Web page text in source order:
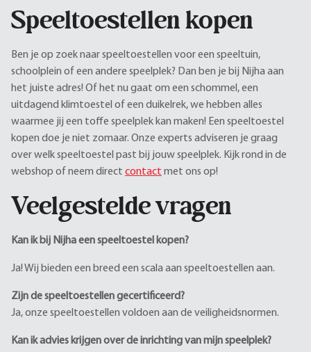
Speeltoestellen kopen
Ben je op zoek naar speeltoestellen voor een speeltuin,
schoolplein of een andere speelplek? Dan ben je bij Nijha aan
het juiste adres! Of het nu gaat om een schommel, een
uitdagend klimtoestel of een duikelrek, we hebben alles
waarmee jij een toffe speelplek kan maken! Een speeltoestel
kopen doe je niet zomaar. Onze experts adviseren je graag
over welk speeltoestel past bij jouw speelplek. Kijk rond in de
webshop of neem direct contact met ons op!
Veelgestelde vragen
Kan ik bij Nijha een speeltoestel kopen?
Ja! Wij bieden een breed een scala aan speeltoestellen aan.
Zijn de speeltoestellen gecertificeerd?
Ja, onze speeltoestellen voldoen aan de veiligheidsnormen.
Kan ik advies krijgen over de inrichting van mijn speelplek?